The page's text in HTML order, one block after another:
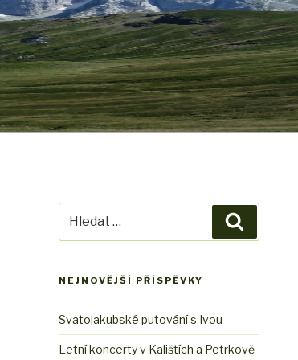
NEJNOVĚJŠÍ PŘÍSPĚVKY
Svatojakubské putování s Ivou
Letní koncerty v Kalištích a Petrkově